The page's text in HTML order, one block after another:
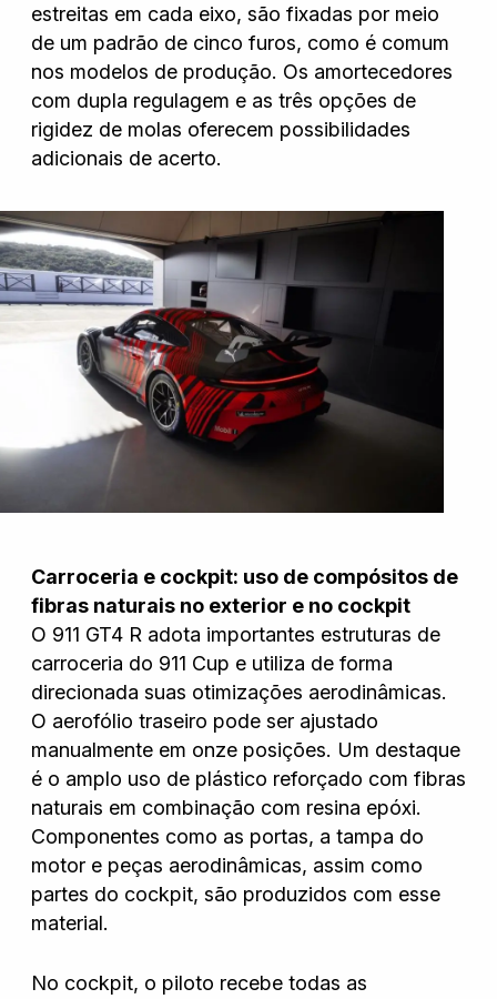
estreitas em cada eixo, são fixadas por meio
de um padrão de cinco furos, como é comum
nos modelos de produção. Os amortecedores
com dupla regulagem e as três opções de
rigidez de molas oferecem possibilidades
adicionais de acerto.
Carroceria e cockpit: uso de compósitos de
fibras naturais no exterior e no cockpit
O 911 GT4 R adota importantes estruturas de
carroceria do 911 Cup e utiliza de forma
direcionada suas otimizações aerodinâmicas.
O aerofólio traseiro pode ser ajustado
manualmente em onze posições. Um destaque
é o amplo uso de plástico reforçado com fibras
naturais em combinação com resina epóxi.
Componentes como as portas, a tampa do
motor e peças aerodinâmicas, assim como
partes do cockpit, são produzidos com esse
material.
No cockpit, o piloto recebe todas as